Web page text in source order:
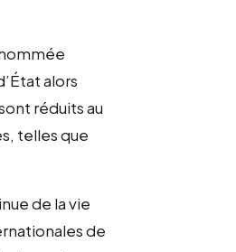
alors
réduits au
telles que
de la vie
de